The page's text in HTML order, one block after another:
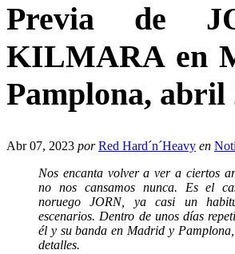
Previa de
KILMARA en
Pamplona, abril
Abr 07, 2023 por Red Hard´n´Heavy en
Nos encanta volver a ver a ciertos
no nos cansamos nunca. Es el
noruego JORN, ya casi un
escenarios. Dentro de unos días
él y su banda en Madrid y
detalles.